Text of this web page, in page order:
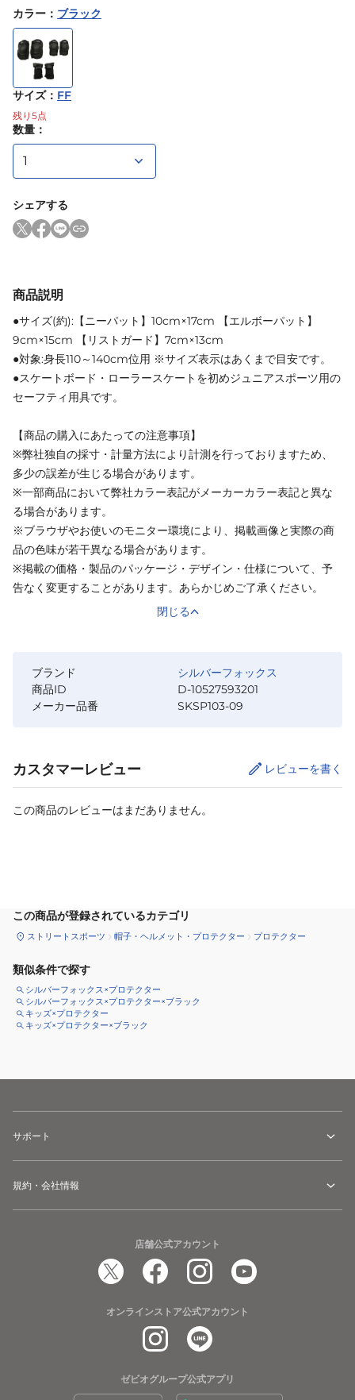
カラー ： ブラック
サイズ： FF
残り 5点
数量：
シェアする
商品説明
●サイズ(約):【ニーパット】10cm×17cm 【エルボーパット】
9cm×15cm 【リストガード】7cm×13cm
●対象:身長110～140cm位用 ※サイズ表示はあくまで目安です。
●スケートボード・ローラースケートを初めジュニアスポーツ用の
セーフティ用具です。
【商品の購入にあたっての注意事項】
※弊社独自の採寸・計量方法により計測を行っておりますため、
多少の誤差が生じる場合があります。
※一部商品において弊社カラー表記がメーカーカラー表記と異な
る場合があります。
※ブラウザやお使いのモニター環境により、掲載画像と実際の商
品の色味が若干異なる場合があります。
※掲載の価格・製品のパッケージ・デザイン・仕様について、予
告なく変更することがあります。あらかじめご了承ください。
閉じる
ブランド
シルバーフォックス
商品ID
D-10527593201
メーカー品番
SKSP103-09
カスタマーレビュー レビューを書く
この商品のレビューはまだありません。
この商品が登録されているカテゴリ
ストリートスポーツ 帽子・ヘルメット・プロテクター プロテクター
類似条件で探す
シルバーフォックス×プロテクター
シルバーフォックス×プロテクター×ブラック
キッズ×プロテクター
キッズ×プロテクター×ブラック
サポート
規約・会社情報
店舗公式アカウント
オンラインストア公式アカウント
ゼビオグループ公式アプリ